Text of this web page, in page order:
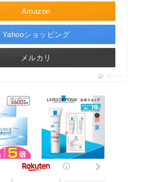
Amazon
Yahooショッピング
メルカリ
ポチップ